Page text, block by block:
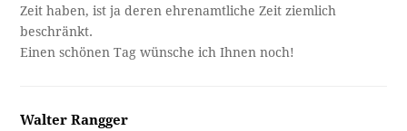
Zeit haben, ist ja deren ehrenamtliche Zeit ziemlich
beschränkt.
Einen schönen Tag wünsche ich Ihnen noch!
Walter Rangger